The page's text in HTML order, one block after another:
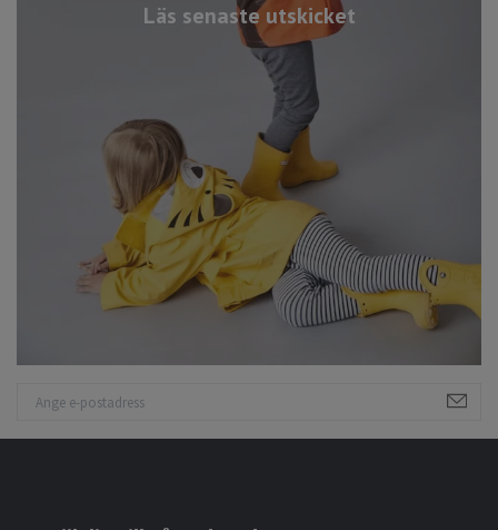
Läs senaste utskicket